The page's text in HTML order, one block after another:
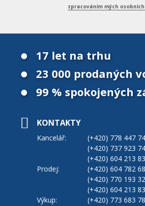
zpracováním mých
17 let na trhu
23 000 prodaných
99 % spokojených
KONTAKTY
Kancelář: (+420) 778 447
(+420) 737 923
(+420) 604 213
Prodej:
(+420) 604 782
(+420) 770 193
(+420) 604 213
Výkup:
(+420) 773 683